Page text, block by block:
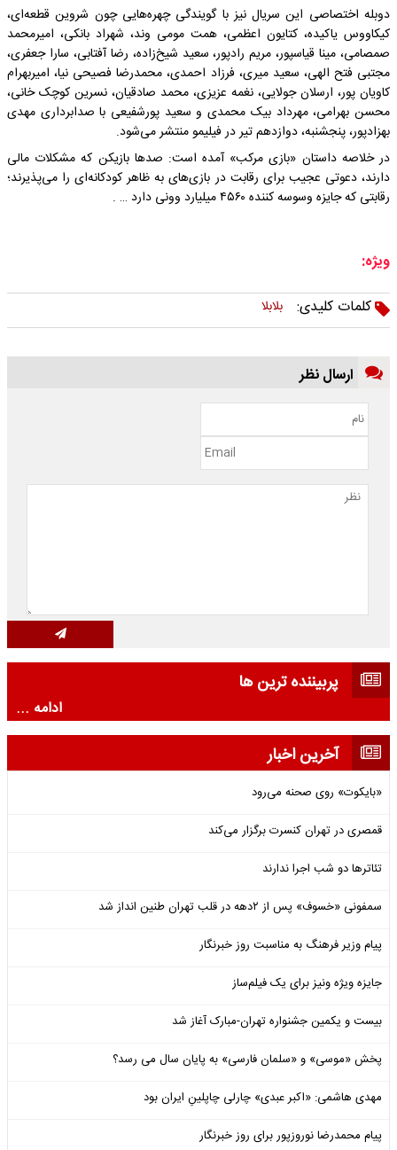
دوبله اختصاصی این سریال نیز با گویندگی چهره‌هایی چون شروین قطعه‌ای،
کیکاووس یاکیده، کتایون اعظمی، همت مومی وند، شهراد بانکی، امیرمحمد
صمصامی، مینا قیاسپور، مریم رادپور، سعید شیخ‌زاده، رضا آفتابی، سارا جعفری،
مجتبی فتح الهی، سعید میری، فرزاد احمدی، محمدرضا فصیحی نیا، امیربهرام
کاویان پور، ارسلان جولایی، نغمه عزیزی، محمد صادقیان، نسرین کوچک خانی،
محسن بهرامی، مهرداد بیک محمدی و سعید پورشفیعی با صدابرداری مهدی
بهزادپور، پنجشنبه، دوازدهم تیر در فیلیمو منتشر می‌شود.
در خلاصه داستان «بازی مرکب» آمده است: صدها بازیکن که مشکلات مالی
دارند، دعوتی عجیب برای رقابت در بازی‌های به ظاهر کودکانه‌ای را می‌پذیرند؛
رقابتی که جایزه وسوسه کننده ۴۵۶۰ میلیارد وونی دارد … .
ویژه:
کلمات کلیدی:
بلابلا
ارسال نظر
پربیننده ترین ها
ادامه ...
آخرین اخبار
«بایکوت» روی صحنه می‌رود
قمصری در تهران کنسرت برگزار می‌کند
تئاترها دو شب اجرا ندارند
سمفونی «خسوف» پس از ۲دهه در قلب تهران طنین انداز شد
پیام وزیر فرهنگ به مناسبت روز خبرنگار
جایزه ویژه ونیز برای یک فیلم‌ساز
بیست و یکمین جشنواره تهران-مبارک آغاز شد
پخش «موسی» و «سلمان فارسی» به پایان سال می رسد؟
مهدی هاشمی: «اکبر عبدی» چارلی چاپلینِ ایران بود
پیام محمدرضا نوروزپور برای روز خبرنگار